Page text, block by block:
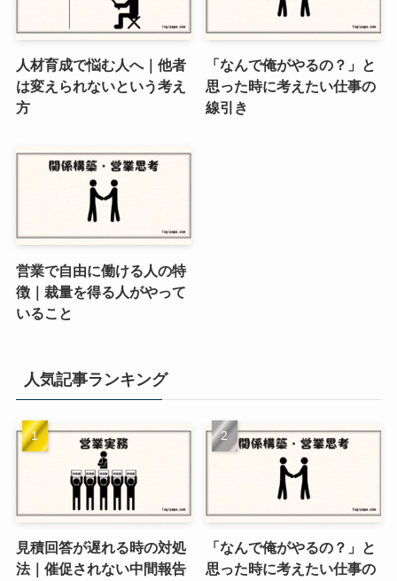
人材育成で悩む人へ｜他者
は変えられないという考え
方
「なんで俺がやるの？」と
思った時に考えたい仕事の
線引き
営業で自由に働ける人の特
徴｜裁量を得る人がやって
いること
人気記事ランキング
見積回答が遅れる時の対処
法｜催促されない中間報告
「なんで俺がやるの？」と
思った時に考えたい仕事の